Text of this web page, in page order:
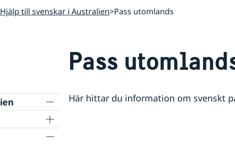
Hjälp till svenskar i Australien Pass utomlands
Pass
Här hittar du information om svenskt